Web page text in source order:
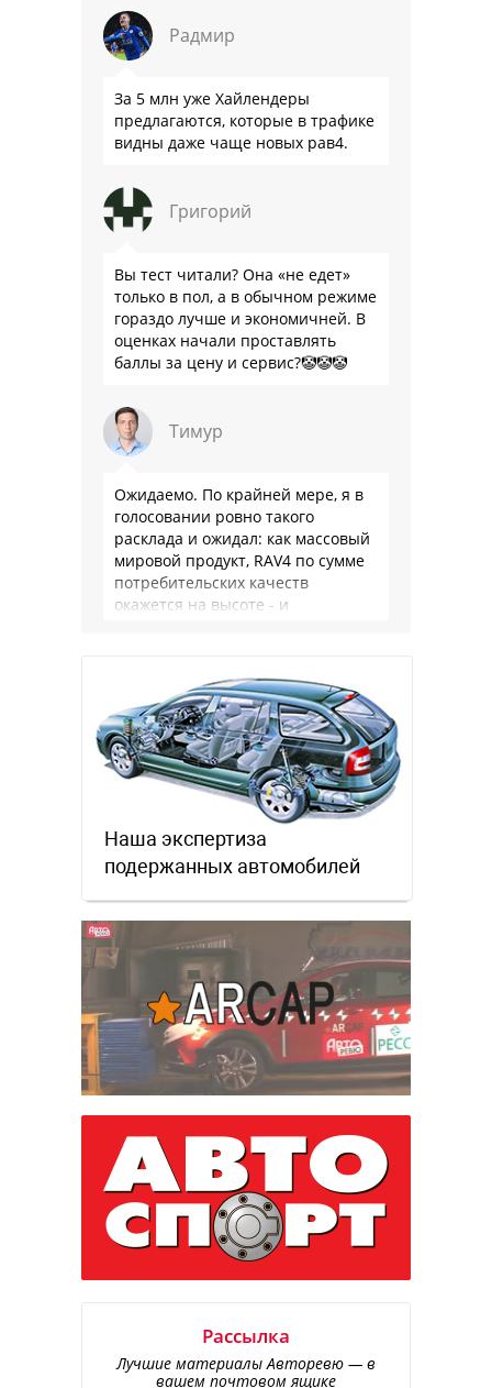
подвеска едет ровно и приятно …
Радмир
За 5 млн уже Хайлендеры
предлагаются, которые в трафике
видны даже чаще новых рав4.
Григорий
Вы тест читали? Она «не едет»
только в пол, а в обычном режиме
гораздо лучше и экономичней. В
оценках начали проставлять
баллы за цену и сервис?🤡🤡🤡
Тимур
Ожидаемо. По крайней мере, я в
голосовании ровно такого
расклада и ожидал: как массовый
мировой продукт, RAV4 по сумме
потребительских качеств
окажется на высоте - и
Наша экспертиза
подержанных автомобилей
Рассылка
Лучшие материалы Авторевю — в
вашем почтовом ящике